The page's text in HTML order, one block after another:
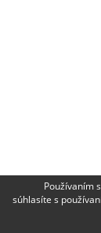
Používaním
súhlasíte s